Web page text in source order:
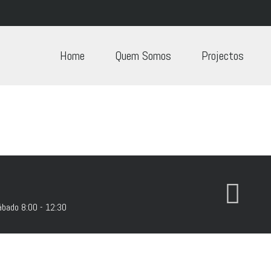
Home Quem Somos Projectos
8:00 - 12:30